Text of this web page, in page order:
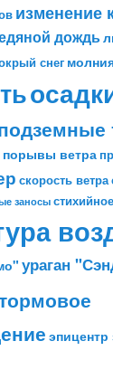
изменение
дождь
снег
порывы ветра
скорость ветра
заносы
ураган
эпицентр